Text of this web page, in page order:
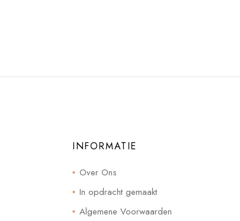
INFORMATIE
Over Ons
In opdracht gemaakt
Algemene Voorwaarden